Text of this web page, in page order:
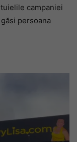
campaniei
persoana